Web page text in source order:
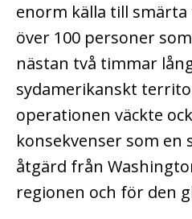
enorm källa till
över 100 personer
nästan två timmar
sydamerikanskt
operationen väckte
konsekvenser som en
åtgärd från
regionen och för den